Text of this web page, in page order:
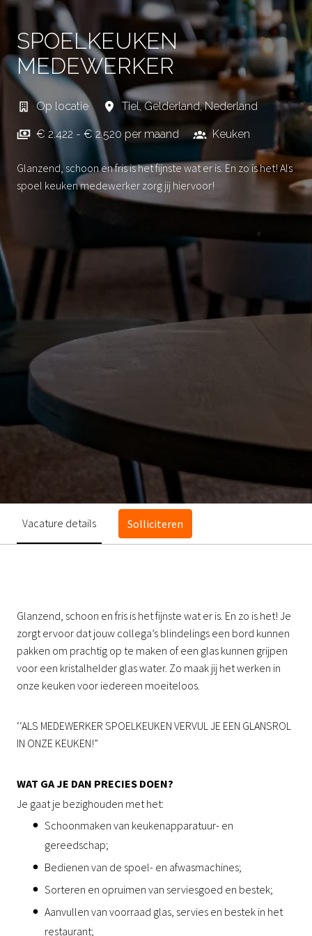
SPOELKEUKEN
MEDEWERKER
Op locatie Tiel, Gelderland, Nederland
€ 2.422 - € 2.520 per maand Keuken
Glanzend, schoon en fris is het fijnste wat er is. En zo is het! Als
spoel keuken medewerker zorg jij hiervoor!
Vacature details Solliciteren
Glanzend, schoon en fris is het fijnste wat er is. En zo is het! Je
zorgt ervoor dat jouw collega’s blindelings een bord kunnen
pakken om prachtig op te maken of een glas kunnen grijpen
voor een kristalhelder glas water. Zo maak jij het werken in
onze keuken voor iedereen moeiteloos.
‘‘ALS MEDEWERKER SPOELKEUKEN VERVUL JE EEN GLANSROL
IN ONZE KEUKEN!”
WAT GA JE DAN PRECIES DOEN?
Je gaat je bezighouden met het:
Schoonmaken van keukenapparatuur- en
gereedschap;
Bedienen van de spoel- en afwasmachines;
Sorteren en opruimen van serviesgoed en bestek;
Aanvullen van voorraad glas, servies en bestek in het
restaurant;